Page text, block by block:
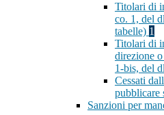
Titolari di
co. 1, del
tabelle) 1
Titolari di
direzione
1-bis, del
Cessati
pubblicare
Sanzioni per